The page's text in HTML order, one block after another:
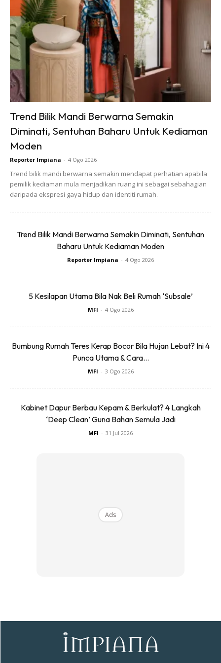
3. Campurkan air yang telah disaring tadi bersama 5 sudu
Trend Bilik Mandi Berwarna Semakin
Diminati, Sentuhan Baharu Untuk Kediaman
Moden
Reporter Impiana - 4 Ogo 2026
Trend bilik mandi berwarna semakin mendapat perhatian apabila
pemilik kediaman mula menjadikan ruang ini sebagai sebahagian
daripada ekspresi gaya hidup dan identiti rumah.
Trend Bilik Mandi Berwarna Semakin Diminati, Sentuhan
Baharu Untuk Kediaman Moden
Reporter Impiana - 4 Ogo 2026
5 Kesilapan Utama Bila Nak Beli Rumah ‘Subsale’
MFI - 4 Ogo 2026
Bumbung Rumah Teres Kerap Bocor Bila Hujan Lebat? Ini 4
Punca Utama & Cara...
MFI - 3 Ogo 2026
Kabinet Dapur Berbau Kepam & Berkulat? 4 Langkah
‘Deep Clean’ Guna Bahan Semula Jadi
MFI - 31 Jul 2026
Ads